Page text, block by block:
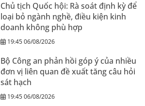
Chủ tịch Quốc hội: Rà soát định kỳ để
loại bỏ ngành nghề, điều kiện kinh
doanh không phù hợp
19:45 06/08/2026
Bộ Công an phản hồi góp ý của nhiều
đơn vị liên quan đề xuất tăng câu hỏi
sát hạch
19:45 06/08/2026